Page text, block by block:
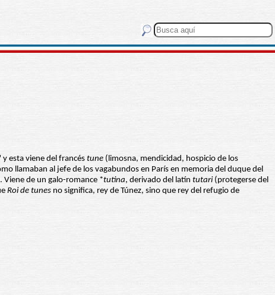
esta viene del francés tune (limosna, mendicidad, hospicio de los
llamaban al jefe de los vagabundos en París en memoria del duque del
Viene de un galo-romance *tutina, derivado del latín tutari(protegerse del
Roi de tunes no significa, rey de Túnez, sino que rey del refugio de